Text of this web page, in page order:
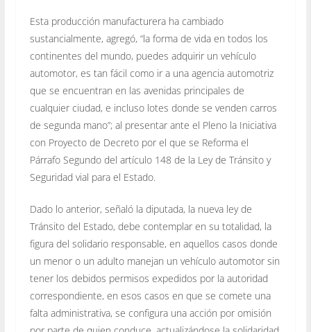
Esta producción manufacturera ha cambiado
sustancialmente, agregó, “la forma de vida en todos los
continentes del mundo, puedes adquirir un vehículo
automotor, es tan fácil como ir a una agencia automotriz
que se encuentran en las avenidas principales de
cualquier ciudad, e incluso lotes donde se venden carros
de segunda mano”; al presentar ante el Pleno la Iniciativa
con Proyecto de Decreto por el que se Reforma el
Párrafo Segundo del artículo 148 de la Ley de Tránsito y
Seguridad vial para el Estado.
Dado lo anterior, señaló la diputada, la nueva ley de
Tránsito del Estado, debe contemplar en su totalidad, la
figura del solidario responsable, en aquellos casos donde
un menor o un adulto manejan un vehículo automotor sin
tener los debidos permisos expedidos por la autoridad
correspondiente, en esos casos en que se comete una
falta administrativa, se configura una acción por omisión